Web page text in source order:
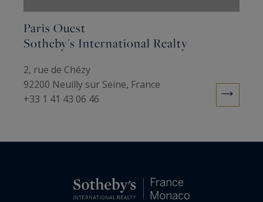
Paris Ouest
Sotheby's International Realty
2, rue de Chézy
92200 Neuilly sur Seine, France
+33 1 41 43 06 46